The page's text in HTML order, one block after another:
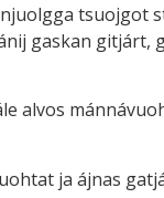
tsuojgot
gaskan gitjárt,
alvos
ja ájnas